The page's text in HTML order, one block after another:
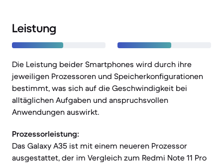
Leistung
Die Leistung beider Smartphones wird durch ihre
jeweiligen Prozessoren und Speicherkonfigurationen
bestimmt, was sich auf die Geschwindigkeit bei
alltäglichen Aufgaben und anspruchsvollen
Anwendungen auswirkt.
Prozessorleistung:
Das Galaxy A35 ist mit einem neueren Prozessor
ausgestattet, der im Vergleich zum Redmi Note 11 Pro